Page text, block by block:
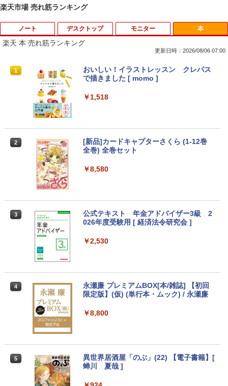
楽天市場 売れ筋ランキング
ノート
1
2025福袋 数量限定 ノートパソコン 富士
通 NEC DELL 等Core i5 超高速新品SSD
インチ大画面 中古パソコン アウトレット
￥15,000
ルHD ノングレア Webカメラ 無線LAN
Wi-Fi Bluetooth Windows11 東芝 dyna
book G83/HS 初期設定済 すぐ使える 90
日保証 送料無料
3
【新品】【楽天1位！】ノートパソコン
新品第13世代CPU搭載ノートPC Office
s11 初期設定済 Webカメラ zoom 日本語
キーボード 14.1型 Intel Celeron メモリ
￥29,800
デスクトップ
1
【今だけ】全品ポイント10倍 お買い物マ
ラソン★8/4～8/11★中古パソコン デス
Core i3 8100T メモリ8GB / 16GB 中古S
￥22,800
中古パソコン | HP | ProOne 600 G4 All-i
VD-ROM | 無線LAN:なし | Webカメラ内
蔵 | フルHD | Win11Pro64Bit | ACアダプ
ター付属
￥23,980
N5095 LPDDR4X 16GB 256GB SSD】m
ini pc Windows11 Pro 超軽量 4コア/4ス
242 SATA WIFI6 Bluetooth5.2 4K HDMI
2画面出力 デスクトップPC みにpc 省エ
￥49,800
【公式・直販】Copilot＋PC デスクトッ
モニター
1
8K DisplayPort ケーブル 1.4規格240Hz
対応 ディスプレイポート ケーブル dpケ
2K@240Hz 32.4Gbps ハイスピード DP
￥1,000
Yoothi 互換品 液晶 14.0インチ Dell Lati
交換用液晶パネル
￥9,800
IPSパネル FreeSync FHD HDR10 DC1-
P380% sRGB110% 角度調整 目に優しい
カー内蔵 HDMIケーブル付き MFG24F4
Minifire
B-A
本
楽天 本 売れ筋ランキング
更新日時：2026/08/06 07:00
1
おいしい！イラストレッスン クレパス
で描きました [ momo ]
￥1,518
2
[新品]カードキャプターさくら (1-12巻
全巻) 全巻セット
￥8,580
3
公式テキスト 年金アドバイザー3級 2
026年度受験用 [ 経済法令研究会 ]
￥2,530
4
永瀬廉 プレミアムBOX[本/雑誌] 【初回
限定版】(仮) (単行本・ムック) / 永瀬廉
￥8,800
5
異世界居酒屋「のぶ」(22) 【電子書籍】[
蝉川 夏哉 ]